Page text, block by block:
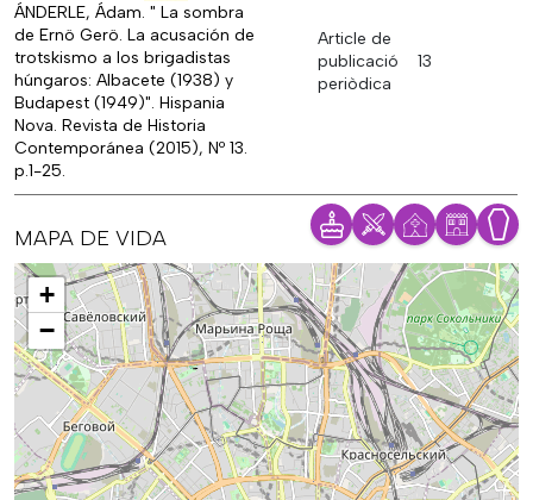
ÁNDERLE, Ádam. " La sombra
de Ernö Gerö. La acusación de
trotskismo a los brigadistas
húngaros: Albacete (1938) y
Budapest (1949)". Hispania
Nova. Revista de Historia
Contemporánea (2015), Nº 13.
p.1-25.
Article de
publicació
periòdica
13
MAPA DE VIDA
Mapa
+
−